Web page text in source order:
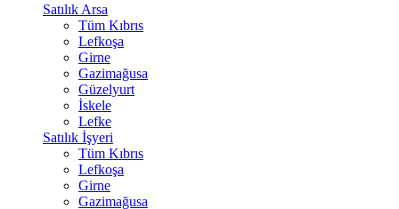
Satılık Arsa
Tüm Kıbrıs
Lefkoşa
Girne
Gazimağusa
Güzelyurt
İskele
Lefke
Satılık İşyeri
Tüm Kıbrıs
Lefkoşa
Girne
Gazimağusa